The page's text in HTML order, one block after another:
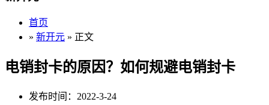
首页
» 新开元 » 正文
电销封卡的原因？如何规避电销封卡
发布时间：2022-3-24